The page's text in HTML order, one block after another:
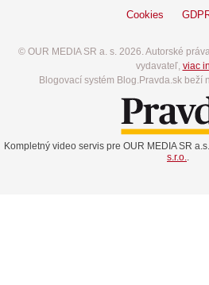
Cookies
© OUR MEDIA SR a. s. 2026. Autorské
vydavateľ, viac
Blogovací systém Blog.Pravda.sk beží
Kompletný video servis pre OUR MEDIA SR
s.r.o..